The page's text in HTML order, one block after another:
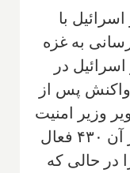
با
به غزه
در
واکنش پس از
وزیر امنیت
ملی اسرائیل منتشر شد که در آن ۴۳۰ فعال
در حالی که